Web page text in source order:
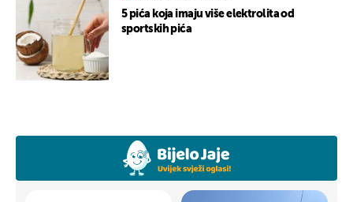
5 pića koja imaju više elektrolita od
sportskih pića